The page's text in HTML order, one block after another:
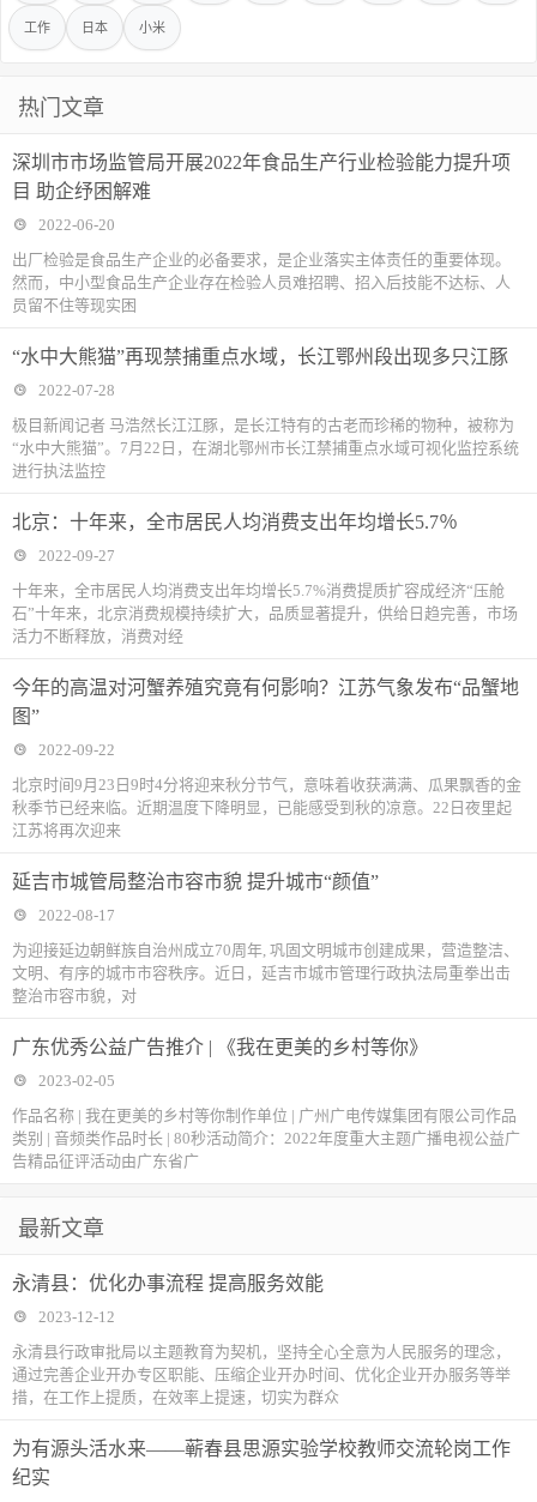
工作 日本 小米
热门文章
深圳市市场监管局开展2022年食品生产行业检验能力提升项
目 助企纾困解难
2022-06-20
出厂检验是食品生产企业的必备要求，是企业落实主体责任的重要体现。
然而，中小型食品生产企业存在检验人员难招聘、招入后技能不达标、人
员留不住等现实困
“水中大熊猫”再现禁捕重点水域，长江鄂州段出现多只江豚
2022-07-28
极目新闻记者 马浩然长江江豚，是长江特有的古老而珍稀的物种，被称为
“水中大熊猫”。7月22日，在湖北鄂州市长江禁捕重点水域可视化监控系统
进行执法监控
北京：十年来，全市居民人均消费支出年均增长5.7％
2022-09-27
十年来，全市居民人均消费支出年均增长5.7%消费提质扩容成经济“压舱
石”十年来，北京消费规模持续扩大，品质显著提升，供给日趋完善，市场
活力不断释放，消费对经
今年的高温对河蟹养殖究竟有何影响？江苏气象发布“品蟹地
图”
2022-09-22
北京时间9月23日9时4分将迎来秋分节气，意味着收获满满、瓜果飘香的金
秋季节已经来临。近期温度下降明显，已能感受到秋的凉意。22日夜里起
江苏将再次迎来
延吉市城管局整治市容市貌 提升城市“颜值”
2022-08-17
为迎接延边朝鲜族自治州成立70周年, 巩固文明城市创建成果，营造整洁、
文明、有序的城市市容秩序。近日，延吉市城市管理行政执法局重拳出击
整治市容市貌，对
广东优秀公益广告推介 | 《我在更美的乡村等你》
2023-02-05
作品名称 | 我在更美的乡村等你制作单位 | 广州广电传媒集团有限公司作品
类别 | 音频类作品时长 | 80秒活动简介：2022年度重大主题广播电视公益广
告精品征评活动由广东省广
最新文章
永清县：优化办事流程 提高服务效能
2023-12-12
永清县行政审批局以主题教育为契机，坚持全心全意为人民服务的理念，
通过完善企业开办专区职能、压缩企业开办时间、优化企业开办服务等举
措，在工作上提质，在效率上提速，切实为群众
为有源头活水来——蕲春县思源实验学校教师交流轮岗工作
纪实